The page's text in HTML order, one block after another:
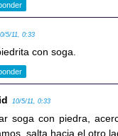
5/11, 0:33
con soga.
10/5/11, 0:33
soga con piedra,
salta hacia el otro